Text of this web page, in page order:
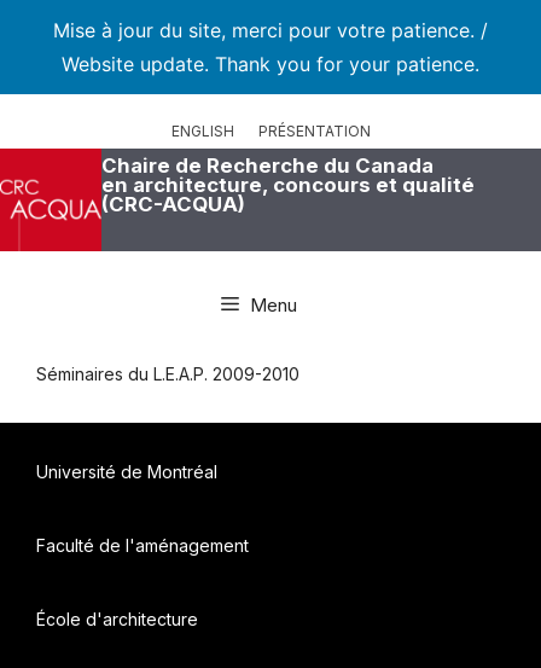
Mise à jour du site, merci pour votre patience. /
Website update. Thank you for your patience.
ENGLISH PRÉSENTATION
Chaire de Recherche du Canada
en architecture, concours et qualité
(CRC-ACQUA)
Menu
Séminaires du L.E.A.P. 2009-2010
Université de Montréal
Faculté de l'aménagement
École d'architecture